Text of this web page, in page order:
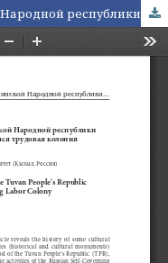
Памятники периода Тувинской Народной республики и Русская самоуправляющаяся трудовая колония